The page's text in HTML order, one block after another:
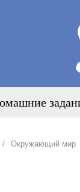
Окружающий мир